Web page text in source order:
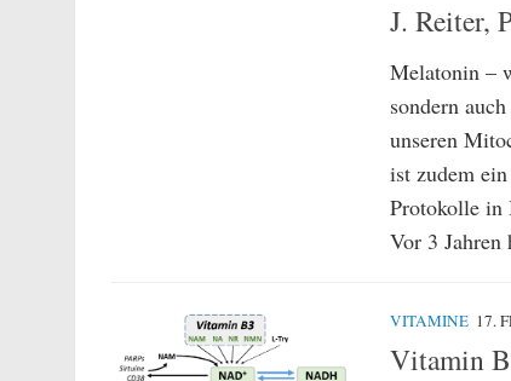
J. Reiter,
Melatonin –
sondern
unseren
ist zudem
Protokolle in
Vor 3 Jahren
VITAMINE 17.
Vitamin